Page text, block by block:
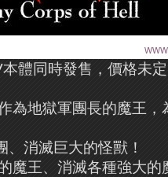
體同時發售，價格未
為地獄軍團長的魔王，
消滅巨大的怪獸！
魔王、消滅各種強大的